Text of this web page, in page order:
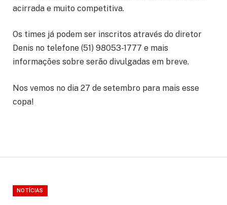
acirrada e muito competitiva.
Os times já podem ser inscritos através do diretor
Denis no telefone (51) 98053-1777 e mais
informações sobre serão divulgadas em breve.
Nos vemos no dia 27 de setembro para mais esse
copa!
NOTÍCIAS